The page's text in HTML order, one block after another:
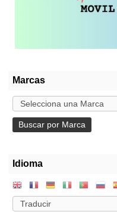
Marcas
Idioma